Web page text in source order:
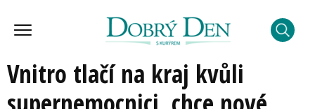
Vnitro tlačí na kraj kvůli